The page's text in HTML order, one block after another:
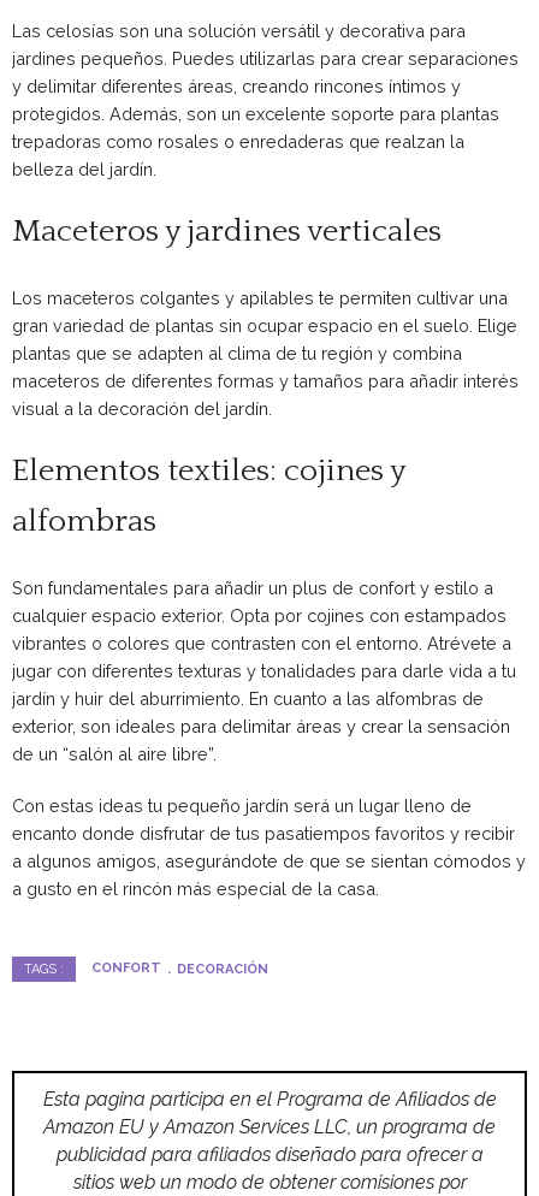
Las celosías son una solución versátil y decorativa para
jardines pequeños. Puedes utilizarlas para crear separaciones
y delimitar diferentes áreas, creando rincones íntimos y
protegidos. Además, son un excelente soporte para plantas
trepadoras como rosales o enredaderas que realzan la
belleza del jardín.
Maceteros y jardines verticales
Los maceteros colgantes y apilables te permiten cultivar una
gran variedad de plantas sin ocupar espacio en el suelo. Elige
plantas que se adapten al clima de tu región y combina
maceteros de diferentes formas y tamaños para añadir interés
visual a la decoración del jardín.
Elementos textiles: cojines y
alfombras
Son fundamentales para añadir un plus de confort y estilo a
cualquier espacio exterior. Opta por cojines con estampados
vibrantes o colores que contrasten con el entorno. Atrévete a
jugar con diferentes texturas y tonalidades para darle vida a tu
jardín y huir del aburrimiento. En cuanto a las alfombras de
exterior, son ideales para delimitar áreas y crear la sensación
de un “salón al aire libre”.
Con estas ideas tu pequeño jardín será un lugar lleno de
encanto donde disfrutar de tus pasatiempos favoritos y recibir
a algunos amigos, asegurándote de que se sientan cómodos y
a gusto en el rincón más especial de la casa.
TAGS : CONFORT DECORACIÓN
Esta pagina participa en el Programa de Afiliados de
Amazon EU y Amazon Services LLC, un programa de
publicidad para afiliados diseñado para ofrecer a
sitios web un modo de obtener comisiones por